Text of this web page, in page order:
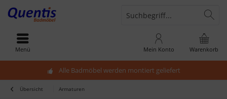
Alle Badmöbel werden montiert geliefert
Warenkorb
Mein Konto
Menü
Übersicht Armaturen